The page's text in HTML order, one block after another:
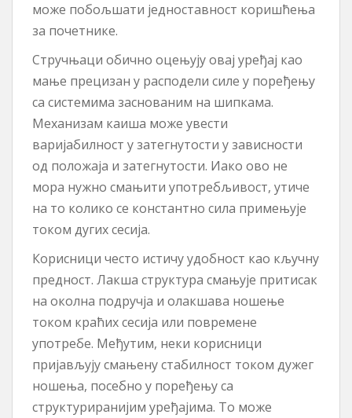
може побољшати једноставност коришћења
за почетнике.
Стручњаци обично оцењују овај уређај као
мање прецизан у расподели силе у поређењу
са системима заснованим на шипкама.
Механизам каиша може увести
варијабилност у затегнутости у зависности
од положаја и затегнутости. Иако ово не
мора нужно смањити употребљивост, утиче
на то колико се константно сила примењује
током дугих сесија.
Корисници често истичу удобност као кључну
предност. Лакша структура смањује притисак
на околна подручја и олакшава ношење
током краћих сесија или повремене
употребе. Међутим, неки корисници
пријављују смањену стабилност током дужег
ношења, посебно у поређењу са
структуриранијим уређајима. То може